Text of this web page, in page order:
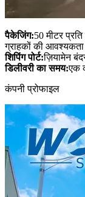
पैकेजिंग:50 मीटर
ग्राहकों की
शिपिंग पोर्ट:ज़ियामेन
डिलीवरी का समय:एक
कंपनी प्रोफाइल